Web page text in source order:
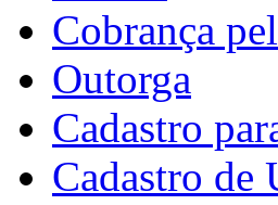
Cobrança
Outorga
Cadastro
Cadastro de